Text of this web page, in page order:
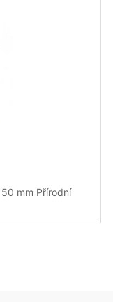
mm Přírodní